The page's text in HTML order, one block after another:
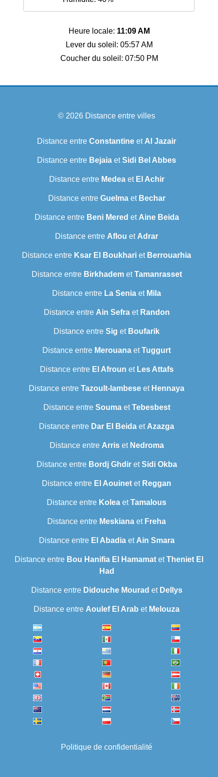
Heure locale: 11:09 AM
Lever du soleil: 05:57 AM
Coucher du soleil: 07:50 PM
© 2026 Distance entre villes
Distance entre Constantine et Al Jazair
Distance entre Bejaia etSidi Bel Abbes
Distance entre Medeaet El Achir
Distance entre Guelmaet Bechar
Distance entre Beni Mered et Aine Beida
Distance entre Aflou et Adrar
Distance entre Ksar El Boukhari et Berrouarhia
Distance entre BirkhademetTamanrasset
Distance entre La Senia et Mila
Distance entre Ain Sefraet Randon
Distance entre Sig et Boufarik
Distance entre Merouana etTuggurt
Distance entre El Afroun et Les Attafs
Distance entre Tazoult-lambese et Hennaya
Distance entre SoumaetTebesbest
Distance entre Dar El Beida et Azazga
Distance entre Arriset Nedroma
Distance entre Bordj GhdiretSidi Okba
Distance entre El Aouinet et Reggan
Distance entre Kolea etTamalous
Distance entre Meskiana et Freha
Distance entre El Abadiaet Ain Smara
Distance entre Bou Hanifia El Hamamat etTheniet El
Had
Distance entre Didouche Mourad et Dellys
Distance entre Aoulef El Arab et Melouza
Politique de confidentialité